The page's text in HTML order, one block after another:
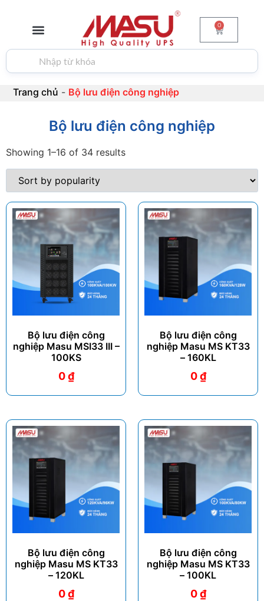
0
Trang chủ - Bộ lưu điện công nghiệp
Bộ lưu điện công nghiệp
Showing 1–16 of 34 results
Bộ lưu điện công
nghiệp Masu MSI33 III –
100KS
0₫
Bộ lưu điện công
nghiệp Masu MS KT33
– 160KL
0₫
Bộ lưu điện công
nghiệp Masu MS KT33
– 120KL
0₫
Bộ lưu điện công
nghiệp Masu MS KT33
– 100KL
0₫